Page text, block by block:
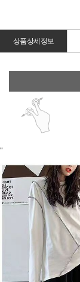
상품상세정보
"